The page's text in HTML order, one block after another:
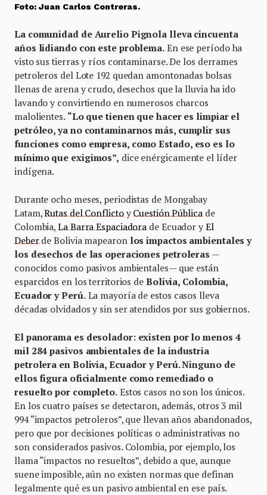
Foto: Juan Carlos Contreras.
La comunidad de Aurelio Pignola lleva cincuenta
años lidiando con este problema. En ese período ha
visto sus tierras y ríos contaminarse. De los derrames
petroleros del Lote 192 quedan amontonadas bolsas
llenas de arena y crudo, desechos que la lluvia ha ido
lavando y convirtiendo en numerosos charcos
malolientes. “Lo que tienen que hacer es limpiar el
petróleo, ya no contaminarnos más, cumplir sus
funciones como empresa, como Estado, eso es lo
mínimo que exigimos”, dice enérgicamente el líder
indígena.
Durante ocho meses, periodistas de Mongabay
Latam,Rutas del ConflictoyCuestión Públicade
Colombia,La Barra Espaciadora de Ecuador y El
Deberde Bolivia mapearon los impactos ambientales y
los desechos de las operaciones petroleras —
conocidos como pasivos ambientales— que están
esparcidos en los territorios de Bolivia, Colombia,
Ecuador y Perú.La mayoría de estos casos lleva
décadas olvidados y sin ser atendidos por sus gobiernos.
El panorama es desolador: existen por lo menos 4
mil 284 pasivos ambientales de la industria
petrolera en Bolivia, Ecuador y Perú. Ninguno de
ellos figura oficialmente como remediado o
resuelto por completo.Estos casos no son los únicos.
En los cuatro países se detectaron, además, otros 3 mil
994 “impactos petroleros”, que llevan años abandonados,
pero que por decisiones políticas o administrativas no
son considerados pasivos. Colombia, por ejemplo, los
llama “impactos no resueltos”, debido a que, aunque
suene imposible, aún no existen normas que definan
legalmente qué es un pasivo ambiental en ese país.